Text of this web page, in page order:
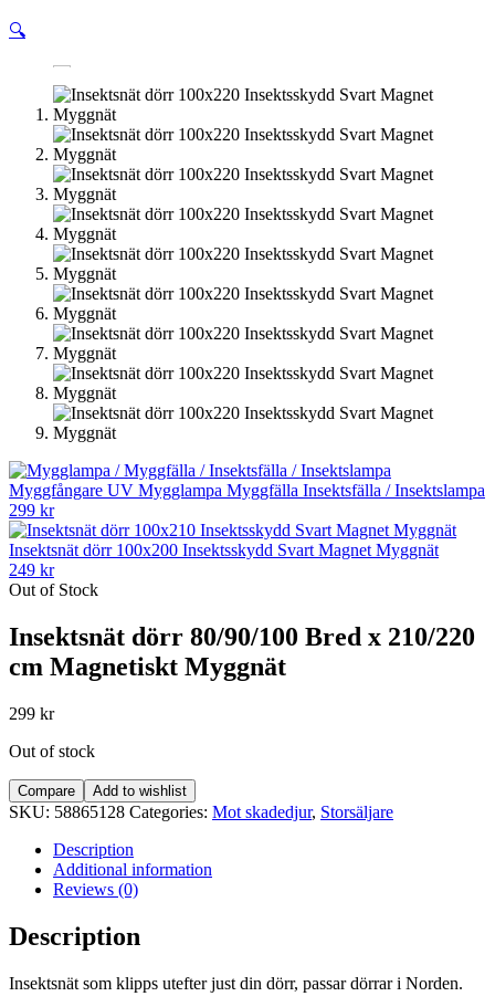
🔍
Myggfångare UV Mygglampa Myggfälla Insektsfälla / Insektslampa
299 kr
Insektsnät dörr 100x200 Insektsskydd Svart Magnet Myggnät
249 kr
Out of Stock
Insektsnät dörr 80/90/100 Bred x 210/220
cm Magnetiskt Myggnät
299 kr
Out of stock
Compare Add to wishlist
SKU: 58865128 Categories: Mot skadedjur, Storsäljare
Description
Additional information
Reviews (0)
Description
Insektsnät som klipps utefter just din dörr, passar dörrar i Norden.